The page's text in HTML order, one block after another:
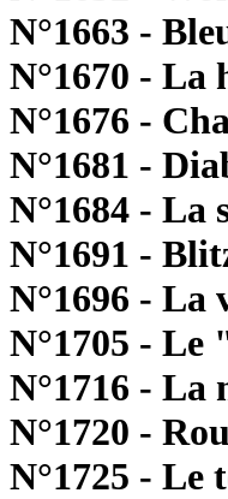
N°1663 -
N°1670 - La
N°1676 -
N°1681 -
N°1684 - La
N°1691 -
N°1696 - La
N°1705 -
N°1716 - La
N°1720 -
N°1725 - Le